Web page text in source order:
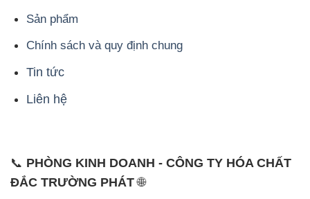
Sản phẩm
Chính sách và quy định chung
Tin tức
Liên hệ
📞 PHÒNG KINH DOANH - CÔNG TY HÓA CHẤT
ĐẮC TRƯỜNG PHÁT🌐